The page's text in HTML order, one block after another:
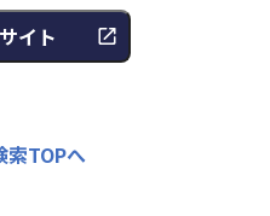
イト
索TOPへ